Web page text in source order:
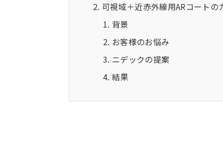
可視域＋近赤外線用ARコートの
背景
お客様のお悩み
ニデックの提案
結果